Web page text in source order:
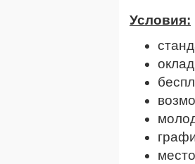
Условия: